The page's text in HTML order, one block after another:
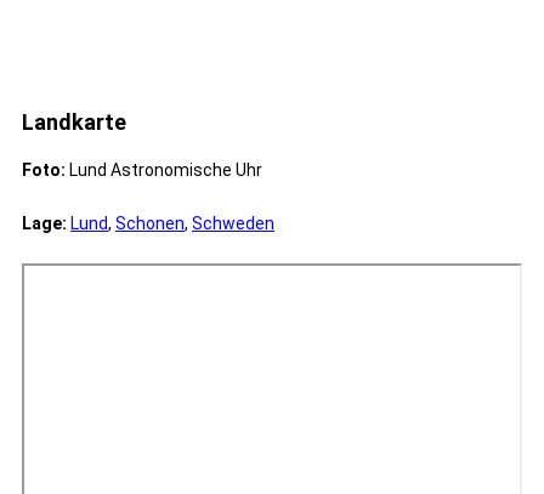
Landkarte
Foto: Lund Astronomische Uhr
Lage: Lund, Schonen, Schweden